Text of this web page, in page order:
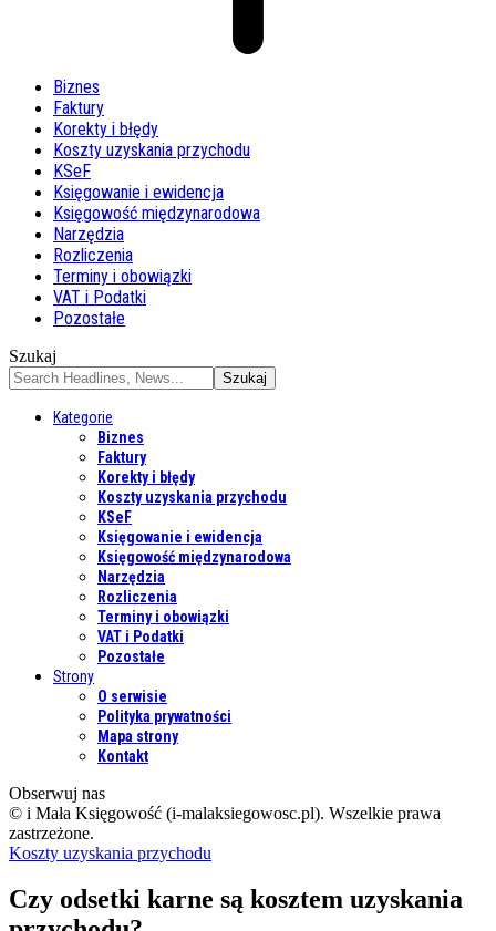
Biznes
Faktury
Korekty i błędy
Koszty uzyskania przychodu
KSeF
Księgowanie i ewidencja
Księgowość międzynarodowa
Narzędzia
Rozliczenia
Terminy i obowiązki
VAT i Podatki
Pozostałe
Szukaj
Kategorie
Biznes
Faktury
Korekty i błędy
Koszty uzyskania przychodu
KSeF
Księgowanie i ewidencja
Księgowość międzynarodowa
Narzędzia
Rozliczenia
Terminy i obowiązki
VAT i Podatki
Pozostałe
Strony
O serwisie
Polityka prywatności
Mapa strony
Kontakt
Obserwuj nas
© i Mała Księgowość (i-malaksiegowosc.pl). Wszelkie prawa
zastrzeżone.
Koszty uzyskania przychodu
Czy odsetki karne są kosztem uzyskania